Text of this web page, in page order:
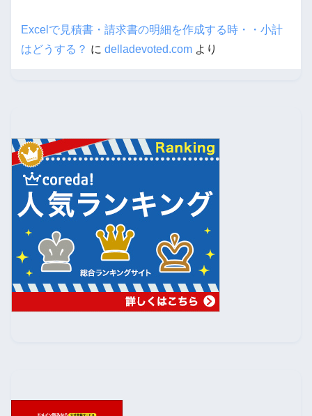
Excelで見積書・請求書の明細を作成する時・・小計
はどうする？ に delladevoted.com より